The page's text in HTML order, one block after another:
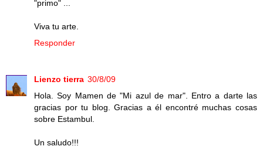
"primo" ...
Viva tu arte.
Responder
Lienzo tierra 30/8/09
Hola. Soy Mamen de "Mi azul de mar". Entro a darte las
gracias por tu blog. Gracias a él encontré muchas cosas
sobre Estambul.
Un saludo!!!